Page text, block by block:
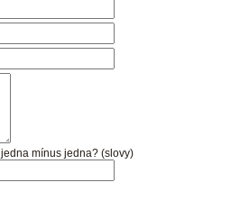
mínus jedna? (slovy)